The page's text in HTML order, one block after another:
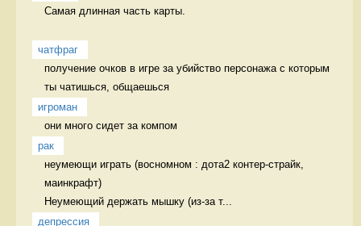
Самая длинная часть карты.
чатфраг
получение очков в игре за убийство персонажа с которым
ты чатишься, общаешься
игроман
они много сидет за компом
рак
неумеющи играть (восномном : дота2 контер-страйк,
маинкрафт)
Неумеющий держать мышку (из-за т...
депрессия